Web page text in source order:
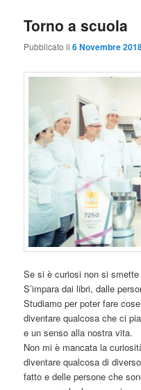
Torno a scuola
Pubblicato il6 Novembre
Se si è curiosi non si smette
S’impara dai libri, dalle
Studiamo per poter fare
diventare qualcosa che ci
e un senso alla nostra vita.
Non mi è mancata la
diventare qualcosa di
fatto e delle persone che